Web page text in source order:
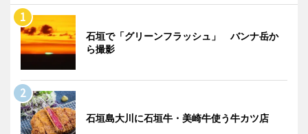
石垣で「グリーンフラッシュ」 バンナ岳か
ら撮影
石垣島大川に石垣牛・美崎牛使う牛カツ店